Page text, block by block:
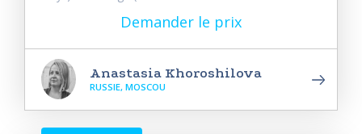
Demander le prix
Anastasia Khoroshilova
RUSSIE, MOSCOU